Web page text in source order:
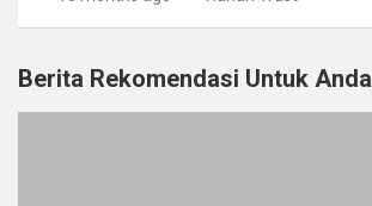
Berita Rekomendasi Untuk Anda